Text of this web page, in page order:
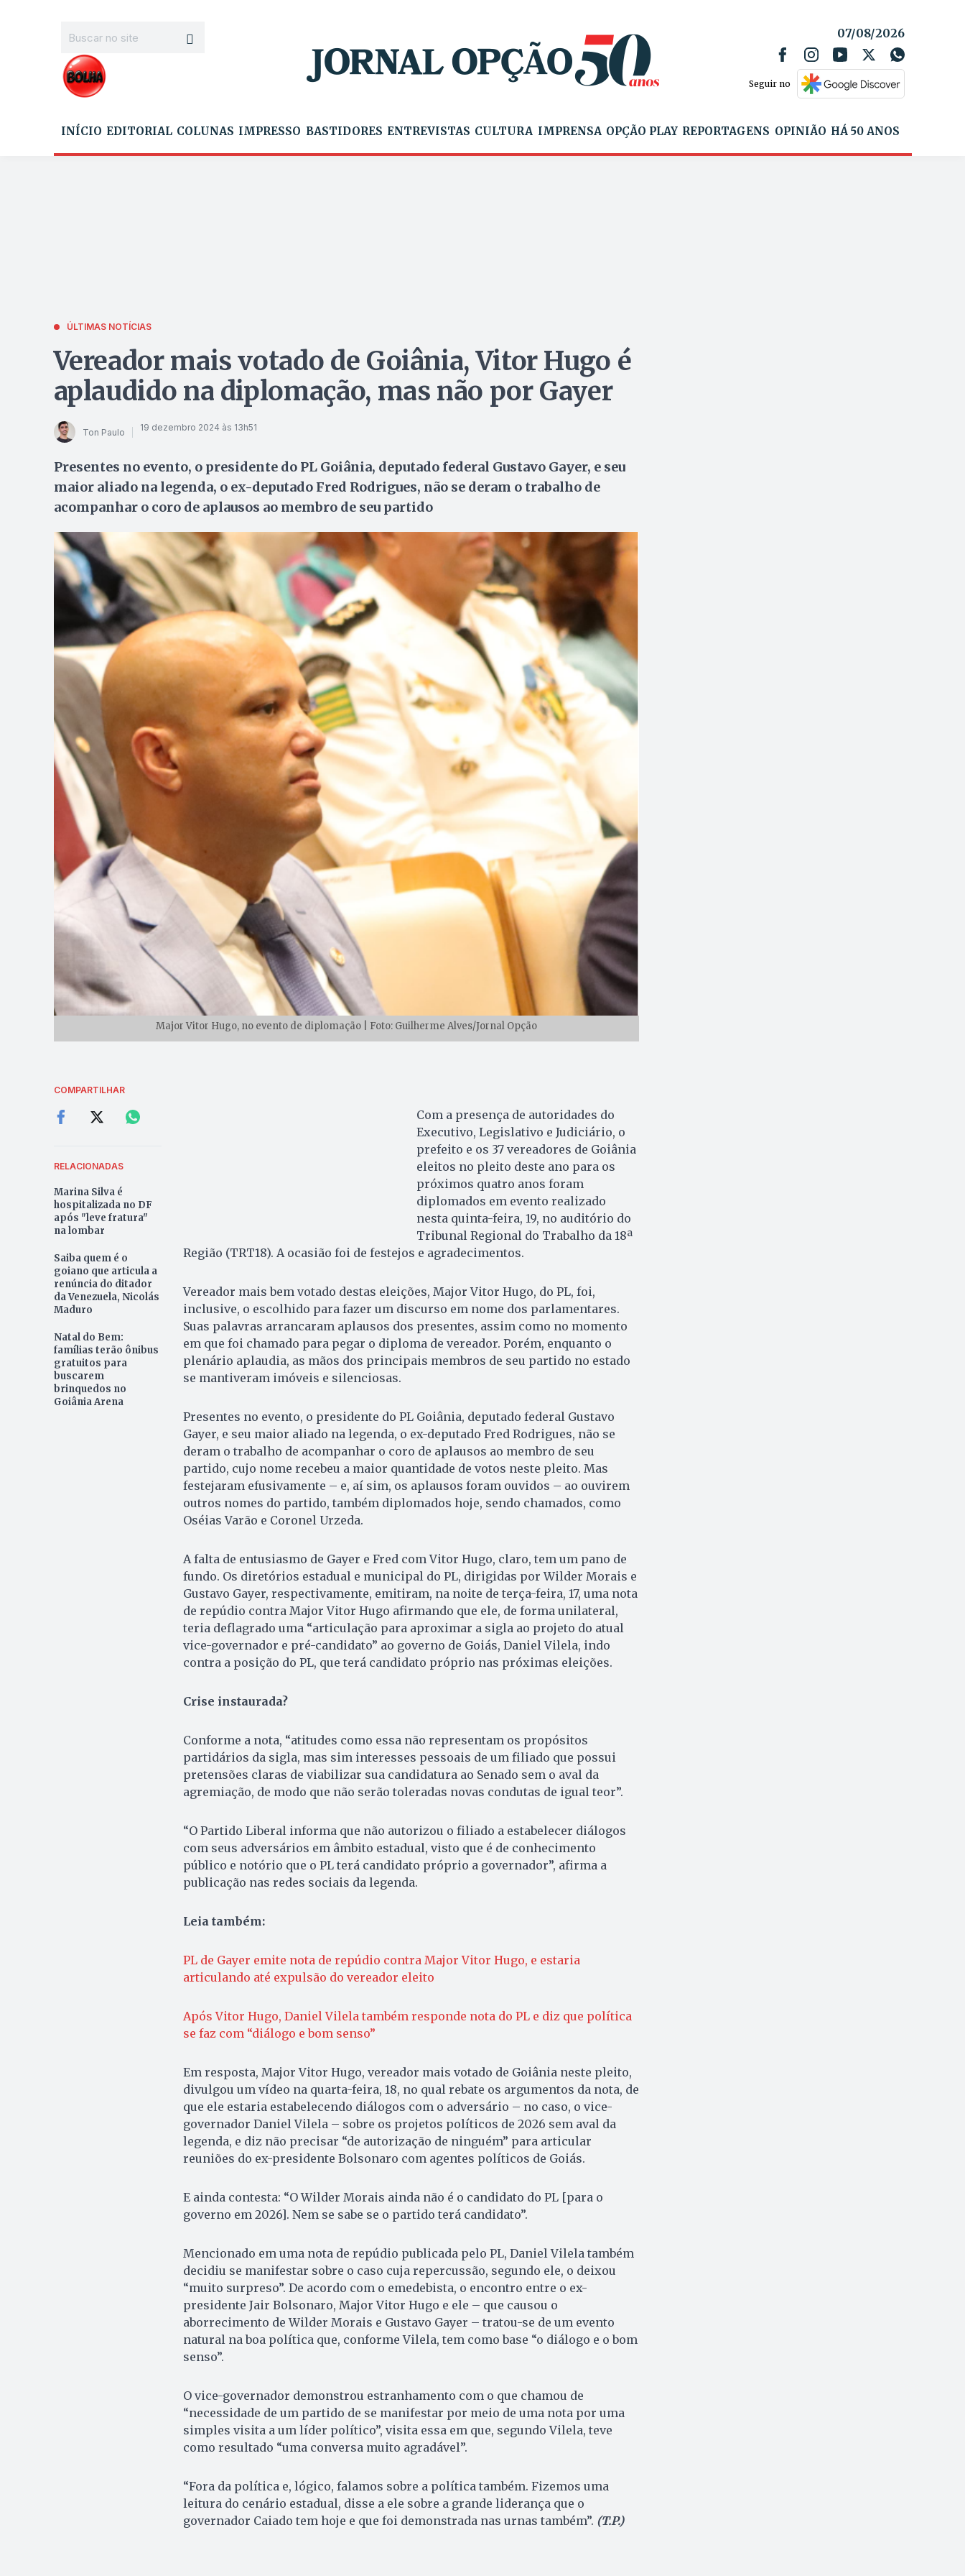
07/08/2026
Seguir no
INÍCIO EDITORIAL COLUNAS IMPRESSO BASTIDORES ENTREVISTAS CULTURA IMPRENSA OPÇÃO PLAY REPORTAGENS OPINIÃO HÁ 50 ANOS
ÚLTIMAS NOTÍCIAS
Vereador mais votado de Goiânia, Vitor Hugo é
aplaudido na diplomação, mas não por Gayer
Ton Paulo 19 dezembro 2024 às 13h51
Presentes no evento, o presidente do PL Goiânia, deputado federal Gustavo Gayer, e seu
maior aliado na legenda, o ex-deputado Fred Rodrigues, não se deram o trabalho de
acompanhar o coro de aplausos ao membro de seu partido
Major Vitor Hugo, no evento de diplomação | Foto: Guilherme Alves/Jornal Opção
COMPARTILHAR
RELACIONADAS
Marina Silva é
hospitalizada no DF
após "leve fratura"
na lombar
Saiba quem é o
goiano que articula a
renúncia do ditador
da Venezuela, Nicolás
Maduro
Natal do Bem:
famílias terão ônibus
gratuitos para
buscarem
brinquedos no
Goiânia Arena
Com a presença de autoridades do
Executivo, Legislativo e Judiciário, o
prefeito e os 37 vereadores de Goiânia
eleitos no pleito deste ano para os
próximos quatro anos foram
diplomados em evento realizado
nesta quinta-feira, 19, no auditório do
Tribunal Regional do Trabalho da 18ª
Região (TRT18). A ocasião foi de festejos e agradecimentos.
Vereador mais bem votado destas eleições, Major Vitor Hugo, do PL, foi,
inclusive, o escolhido para fazer um discurso em nome dos parlamentares.
Suas palavras arrancaram aplausos dos presentes, assim como no momento
em que foi chamado para pegar o diploma de vereador. Porém, enquanto o
plenário aplaudia, as mãos dos principais membros de seu partido no estado
se mantiveram imóveis e silenciosas.
Presentes no evento, o presidente do PL Goiânia, deputado federal Gustavo
Gayer, e seu maior aliado na legenda, o ex-deputado Fred Rodrigues, não se
deram o trabalho de acompanhar o coro de aplausos ao membro de seu
partido, cujo nome recebeu a maior quantidade de votos neste pleito. Mas
festejaram efusivamente – e, aí sim, os aplausos foram ouvidos – ao ouvirem
outros nomes do partido, também diplomados hoje, sendo chamados, como
Oséias Varão e Coronel Urzeda.
A falta de entusiasmo de Gayer e Fred com Vitor Hugo, claro, tem um pano de
fundo. Os diretórios estadual e municipal do PL, dirigidas por Wilder Morais e
Gustavo Gayer, respectivamente, emitiram, na noite de terça-feira, 17, uma nota
de repúdio contra Major Vitor Hugo afirmando que ele, de forma unilateral,
teria deflagrado uma “articulação para aproximar a sigla ao projeto do atual
vice-governador e pré-candidato” ao governo de Goiás, Daniel Vilela, indo
contra a posição do PL, que terá candidato próprio nas próximas eleições.
Crise instaurada?
Conforme a nota, “atitudes como essa não representam os propósitos
partidários da sigla, mas sim interesses pessoais de um filiado que possui
pretensões claras de viabilizar sua candidatura ao Senado sem o aval da
agremiação, de modo que não serão toleradas novas condutas de igual teor”.
“O Partido Liberal informa que não autorizou o filiado a estabelecer diálogos
com seus adversários em âmbito estadual, visto que é de conhecimento
público e notório que o PL terá candidato próprio a governador”, afirma a
publicação nas redes sociais da legenda.
Leia também:
PL de Gayer emite nota de repúdio contra Major Vitor Hugo, e estaria
articulando até expulsão do vereador eleito
Após Vitor Hugo, Daniel Vilela também responde nota do PL e diz que política
se faz com “diálogo e bom senso”
Em resposta, Major Vitor Hugo, vereador mais votado de Goiânia neste pleito,
divulgou um vídeo na quarta-feira, 18, no qual rebate os argumentos da nota, de
que ele estaria estabelecendo diálogos com o adversário – no caso, o vice-
governador Daniel Vilela – sobre os projetos políticos de 2026 sem aval da
legenda, e diz não precisar “de autorização de ninguém” para articular
reuniões do ex-presidente Bolsonaro com agentes políticos de Goiás.
E ainda contesta: “O Wilder Morais ainda não é o candidato do PL [para o
governo em 2026]. Nem se sabe se o partido terá candidato”.
Mencionado em uma nota de repúdio publicada pelo PL, Daniel Vilela também
decidiu se manifestar sobre o caso cuja repercussão, segundo ele, o deixou
“muito surpreso”. De acordo com o emedebista, o encontro entre o ex-
presidente Jair Bolsonaro, Major Vitor Hugo e ele – que causou o
aborrecimento de Wilder Morais e Gustavo Gayer – tratou-se de um evento
natural na boa política que, conforme Vilela, tem como base “o diálogo e o bom
senso”.
O vice-governador demonstrou estranhamento com o que chamou de
“necessidade de um partido de se manifestar por meio de uma nota por uma
simples visita a um líder político”, visita essa em que, segundo Vilela, teve
como resultado “uma conversa muito agradável”.
“Fora da política e, lógico, falamos sobre a política também. Fizemos uma
leitura do cenário estadual, disse a ele sobre a grande liderança que o
governador Caiado tem hoje e que foi demonstrada nas urnas também”. (T.P.)